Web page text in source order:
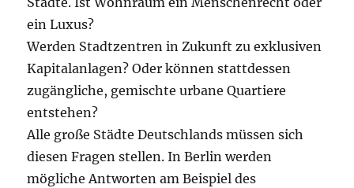
ein Luxus?
Werden Stadtzentren in Zukunft zu exklusiven
Kapitalanlagen? Oder können stattdessen
zugängliche, gemischte urbane Quartiere
entstehen?
Alle große Städte Deutschlands müssen sich
diesen Fragen stellen. In Berlin werden
mögliche Antworten am Beispiel des